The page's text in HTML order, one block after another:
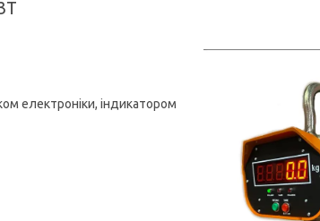
електроніки, індикатором